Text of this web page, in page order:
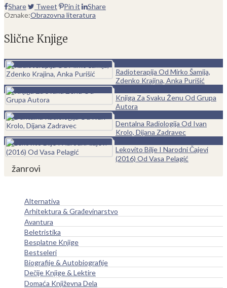
Share Tweet Pin it
Share
Oznake:Obrazovna literatura
Slične Knjige
Radioterapija Od Mirko Šamija,
Zdenko Krajina, Anka Purišić
Knjiga Za Svaku Ženu Od Grupa
Autora
Dentalna Radiologija Od Ivan
Krolo, Dijana Zadravec
Lekovito Bilje I Narodni Čajevi
(2016) Od Vasa Pelagić
žanrovi
Alternativa
Arhitektura & Građevinarstvo
Avantura
Beletristika
Besplatne Knjige
Bestseleri
Biografije & Autobiografije
Dečije Knjige & Lektire
Domaća Književna Dela